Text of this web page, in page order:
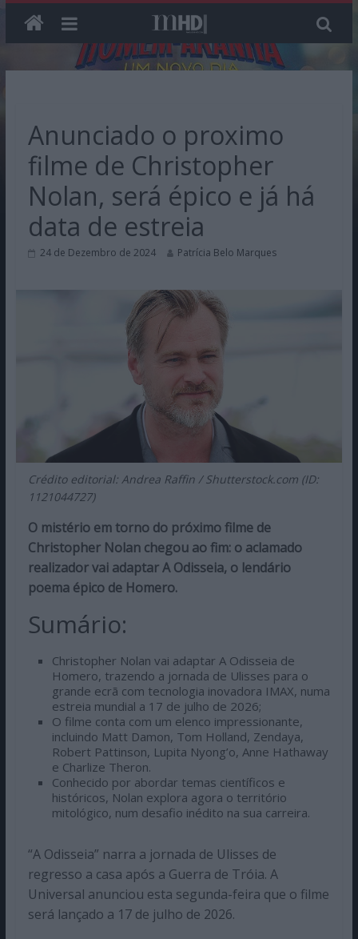
Anunciado o proximo
filme de Christopher
Nolan, será épico e já há
data de estreia
24 de Dezembro de 2024 Patrícia Belo Marques
Crédito editorial: Andrea Raffin / Shutterstock.com (ID:
1121044727)
O mistério em torno do próximo filme de
Christopher Nolan chegou ao fim: o aclamado
realizador vai adaptar A Odisseia, o lendário
poema épico de Homero.
Sumário:
Christopher Nolan vai adaptar A Odisseia de
Homero, trazendo a jornada de Ulisses para o
grande ecrã com tecnologia inovadora IMAX, numa
estreia mundial a 17 de julho de 2026;
O filme conta com um elenco impressionante,
incluindo Matt Damon, Tom Holland, Zendaya,
Robert Pattinson, Lupita Nyong’o, Anne Hathaway
e Charlize Theron.
Conhecido por abordar temas científicos e
históricos, Nolan explora agora o território
mitológico, num desafio inédito na sua carreira.
“A Odisseia” narra a jornada de Ulisses de
regresso a casa após a Guerra de Tróia. A
Universal anunciou esta segunda-feira que o filme
será lançado a 17 de julho de 2026.